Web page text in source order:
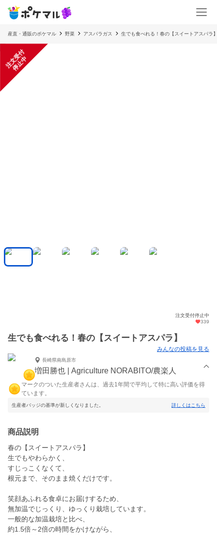
産直・通販のポケマル 野菜 アスパラガス 生でも食べれる！春の【スイートアスパラ
注
文
受
付
停
止
中
注文受付停止中
339
生でも食べれる！春の【スイートアスパラ】
みんなの投稿を見る
長崎県南島原市
増田勝也 | Agriculture NORABITO/農楽人
マークのついた生産者さんは、過去1年間で平均して特に高い評価を得
ています。
生産者バッジの基準が新しくなりました。 詳しくはこちら
商品説明
春の【スイートアスパラ】
生でもやわらかく、
すじっこくなくて、
根元まで、そのまま焼くだけです。
笑顔あふれる食卓にお届けするため、
無加温でじっくり、ゆっくり栽培しています。
一般的な加温栽培と比べ、
約1.5倍～2倍の時間をかけながら、